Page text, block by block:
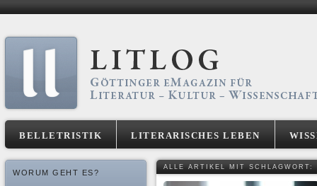
BELLETRISTIK LITERARISCHES LEBEN
ALLE ARTIKEL MIT SCHLAGWORT:
WORUM GEHT ES?